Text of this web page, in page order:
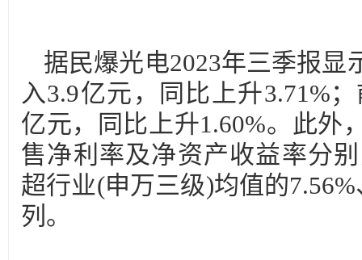
据民爆光电2023年三季报显
入3.9亿元，同比上升3.71%
亿元，同比上升1.60%。此外
售净利率及净资产收益率分
超行业(申万三级)均值的
列。